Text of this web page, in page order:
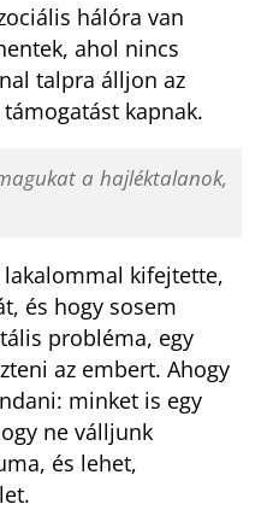
hálóra van
ahol nincs
talpra álljon az
kapnak.
a hajléktalanok,
kifejtette,
és hogy sosem
probléma, egy
az embert. Ahogy
minket is egy
ne válljunk
és lehet,